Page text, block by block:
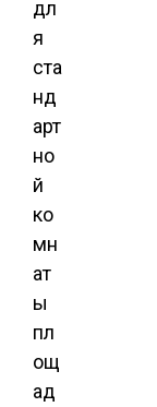
дл
я
ста
нд
арт
но
й
ко
мн
ат
ы
пл
ощ
ад